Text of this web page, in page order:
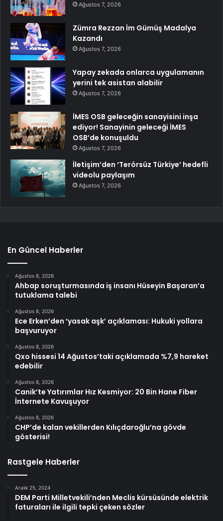
Ağustos 7, 2026
Zümra Rezzan İm Gümüş Madalya
Kazandı
Ağustos 7, 2026
Yapay zekada onlarca uygulamanın
yerini tek asistan alabilir
Ağustos 7, 2026
İMES OSB geleceğin sanayisini inşa
ediyor! Sanayinin geleceği İMES
OSB’de konuşuldu
Ağustos 7, 2026
İletişim’den ‘Terörsüz Türkiye’ hedefli
videolu paylaşım
Ağustos 7, 2026
En Güncel Haberler
Ağustos 8, 2026
Ahbap soruşturmasında iş insanı Hüseyin Başaran’a
tutuklama talebi
Ağustos 8, 2026
Ece Erken’den ‘yasak aşk’ açıklaması: Hukuki yollara
başvuruyor
Ağustos 8, 2026
Qxo hissesi 14 Ağustos’taki açıklamada %7,9 hareket
edebilir
Ağustos 8, 2026
Canik’te Yatırımlar Hız Kesmiyor: 20 Bin Hane Fiber
İnternete Kavuşuyor
Ağustos 8, 2026
CHP’de kalan vekillerden Kılıçdaroğlu’na gövde
gösterisi!
Rastgele Haberler
Aralık 25, 2024
DEM Parti Milletvekili’nden Meclis kürsüsünde elektrik
faturaları ile ilgili tepki çeken sözler